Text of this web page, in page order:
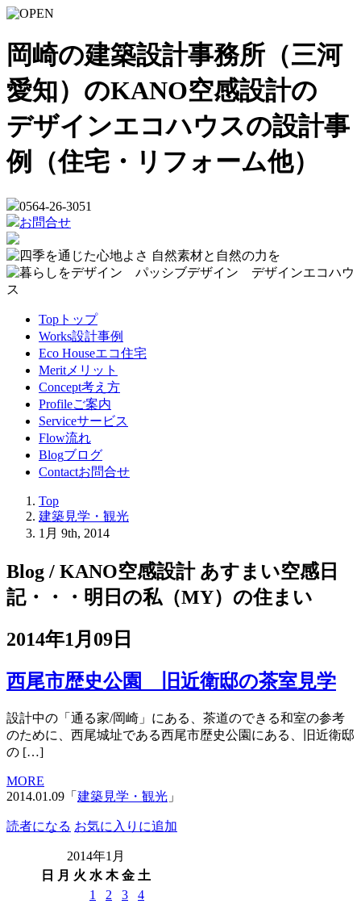
岡崎の建築設計事務所（三河
愛知）のKANO空感設計の
デザインエコハウスの設計事
例（住宅・リフォーム他）
0564-26-3051
お問合せ
Top トップ
Works設計事例
Eco Houseエコ住宅
Merit メリット
Concept考え方
Profileご案内
Serviceサービス
Flow流れ
Blogブログ
Contactお問合せ
Top
建築見学・観光
1月 9th, 2014
Blog / KANO空感設計 あすまい空感日
記・・・明日の私（MY）の住まい
2014年1月09日
西尾市歴史公園 旧近衛邸の茶室見学
設計中の「通る家/岡崎」にある、茶道のできる和室の参考
のために、西尾城址である西尾市歴史公園にある、旧近衛邸
の […]
MORE
2014.01.09「 建築見学・観光 」
読者になる お気に入りに追加
2014年1月
日
月 火 水 木 金 土
1 2 3
4